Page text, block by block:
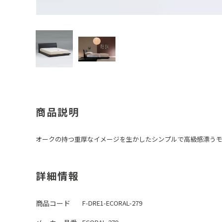
商品説明
オークの持つ重厚なイメージを生かしたシンプルで高級感漂う
詳細情報
商品コード F-DRE1-ECORAL-279